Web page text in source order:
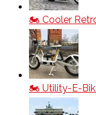
🏍️ Cooler
🏍️ Utility-E-